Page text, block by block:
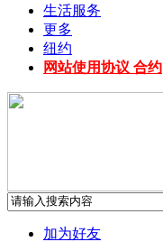
生活服务
更多
纽约
网站使用协议 合约
加为好友